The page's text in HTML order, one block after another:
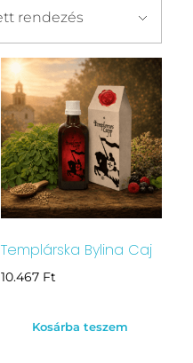
Templárska Bylina Caj
10.467 Ft
Kosárba teszem